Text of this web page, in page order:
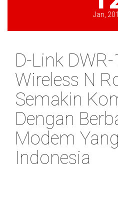
Jan,
D-Link
Wireless N
Semakin
Dengan
Modem
Indonesia